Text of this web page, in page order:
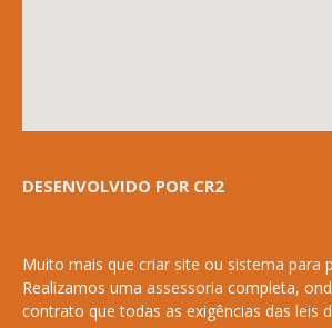
DESENVOLVIDO POR CR2
Muito mais que criar site ou sistema para
Realizamos uma assessoria completa,
contrato que todas as exigências das leis